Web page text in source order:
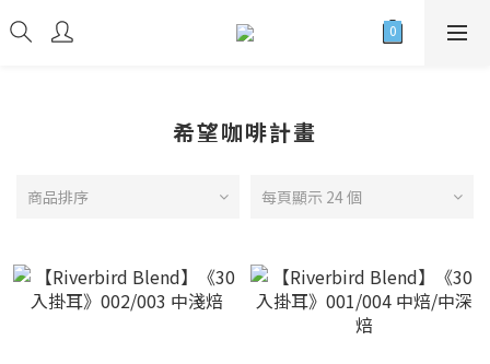
希望咖啡計畫
商品排序 每頁顯示 24 個